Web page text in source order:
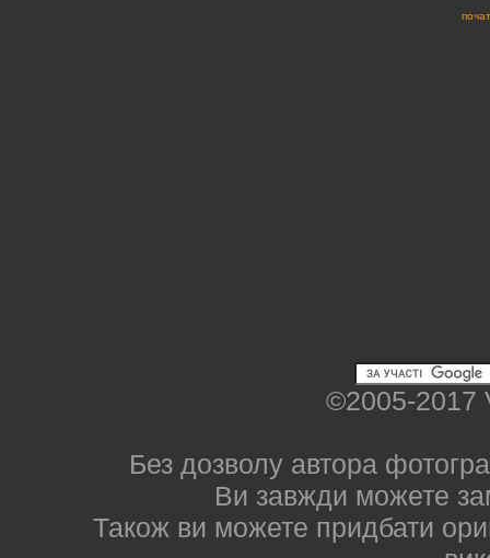
©2005-2017
Без дозволу автора
Ви завжди можете
Також ви можете придбати